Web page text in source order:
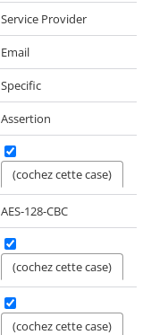
Service Provider
Email
Specific
Assertion
(cochez cette case)
AES-128-CBC
(cochez cette case)
(cochez cette case)